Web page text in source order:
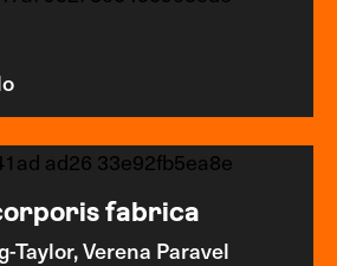
fabrica
Taylor, Verena Paravel